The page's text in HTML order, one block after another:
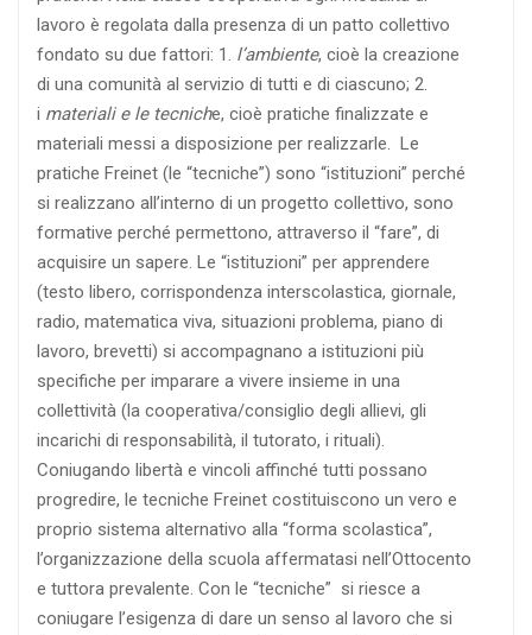
lavoro è regolata dalla presenza di un patto collettivo
fondato su due fattori: 1. l’ambiente, cioè la creazione
di una comunità al servizio di tutti e di ciascuno; 2.
i materiali e le tecniche, cioè pratiche finalizzate e
materiali messi a disposizione per realizzarle. Le
pratiche Freinet (le “tecniche”) sono “istituzioni” perché
si realizzano all’interno di un progetto collettivo, sono
formative perché permettono, attraverso il “fare”, di
acquisire un sapere. Le “istituzioni” per apprendere
(testo libero, corrispondenza interscolastica, giornale,
radio, matematica viva, situazioni problema, piano di
lavoro, brevetti) si accompagnano a istituzioni più
specifiche per imparare a vivere insieme in una
collettività (la cooperativa/consiglio degli allievi, gli
incarichi di responsabilità, il tutorato, i rituali).
Coniugando libertà e vincoli affinché tutti possano
progredire, le tecniche Freinet costituiscono un vero e
proprio sistema alternativo alla “forma scolastica”,
l’organizzazione della scuola affermatasi nell’Ottocento
e tuttora prevalente. Con le “tecniche” si riesce a
coniugare l’esigenza di dare un senso al lavoro che si